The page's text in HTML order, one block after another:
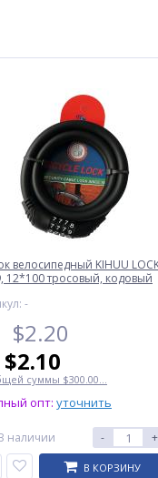
1
Велокомплект
велосипедный KIHUU
12*100 тросовый, кодовый
-
$2.20
$2.10
суммы $300.00...
опт: уточнить
наличии - +
В КОРЗИНУ